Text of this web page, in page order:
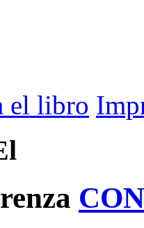
el libro